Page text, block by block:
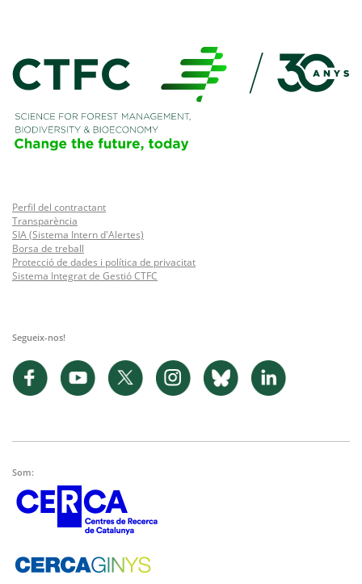
Perfil del contractant
Transparència
SIA (Sistema Intern d'Alertes)
Borsa de treball
Protecció de dades i política de privacitat
Sistema Integrat de Gestió CTFC
Segueix-nos!
Som: